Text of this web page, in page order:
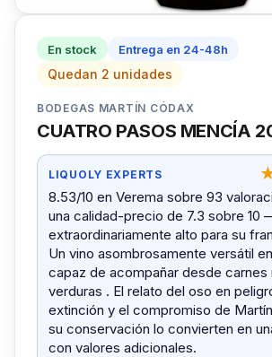
En stock Entrega en 24-48h
Quedan 2 unidades
BODEGAS MARTÍN CÓDAX
CUATRO PASOS MENCÍA
LIQUOLY EXPERTS
8.53/10 en Verema sobre 93
una calidad-precio de 7.3 sobre 10
extraordinariamente alto para su
Un vino asombrosamente versátil
capaz de acompañar desde carnes
verduras . El relato del oso en
extinción y el compromiso de
su conservación lo convierten en
con valores adicionales.